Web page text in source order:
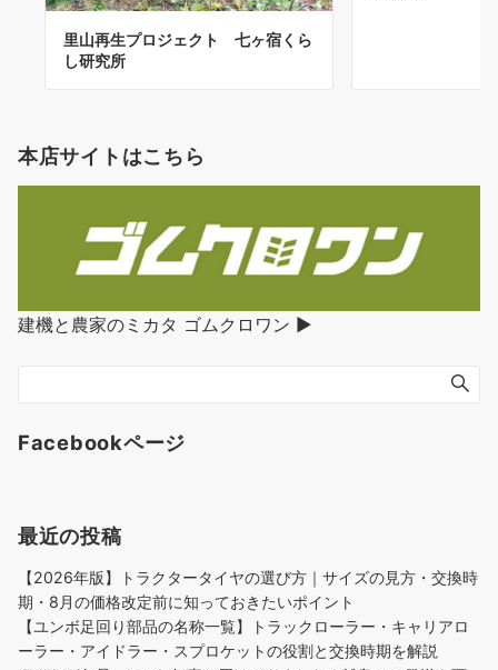
里山再生プロジェクト 七ヶ宿くら
し研究所
本店サイトはこちら
建機と農家のミカタ ゴムクロワン ▶︎
Facebookページ
最近の投稿
【2026年版】トラクタータイヤの選び方｜サイズの見方・交換時
期・8月の価格改定前に知っておきたいポイント
【ユンボ足回り部品の名称一覧】トラックローラー・キャリアロ
ーラー・アイドラー・スプロケットの役割と交換時期を解説